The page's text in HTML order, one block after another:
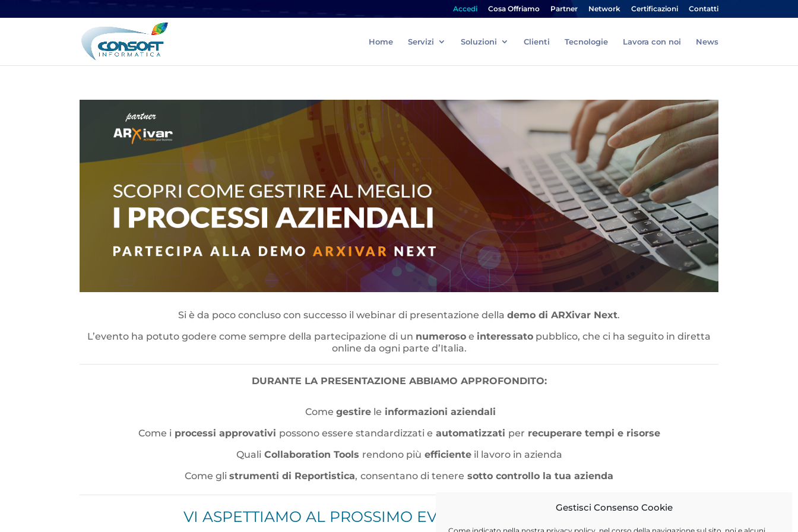
Gestisci Consenso Cookie
Accedi Cosa Offriamo Partner Network Certificazioni Contatti
Home Servizi Soluzioni Clienti Tecnologie Lavora con noi News
Si è da poco concluso con successo il webinar di presentazione della demo di ARXivar Next.
L’evento ha potuto godere come sempre della partecipazione di un numeroso e interessato pubblico, che ci ha seguito in diretta
online da ogni parte d’Italia.
DURANTE LA PRESENTAZIONE ABBIAMO APPROFONDITO:
Come gestire le informazioni aziendali
Come i processi approvativi possono essere standardizzati e automatizzati per recuperare tempi e risorse
Quali Collaboration Tools rendono più efficienteil lavoro in azienda
Come gli strumenti di Reportistica, consentano di tenere sotto controllo la tua azienda
VI ASPETTIAMO AL PROSSIMO EVENTO IN PROGRAMMA!